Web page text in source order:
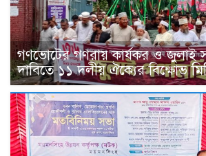
গণভোটের গণরায় কার্যকর ও জুলাই
দাবিতে ১১ দলীয় ঐক্যের বিক্ষোভ